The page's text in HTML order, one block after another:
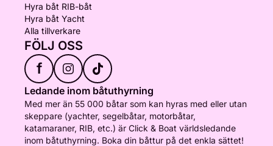
Hyra båt RIB-båt
Hyra båt Yacht
Alla tillverkare
FÖLJ OSS
f
Ledande inom båtuthyrning
Med mer än 55 000 båtar som kan hyras med eller utan
skeppare (yachter, segelbåtar, motorbåtar,
katamaraner, RIB, etc.) är Click & Boat världsledande
inom båtuthyrning. Boka din båttur på det enkla sättet!